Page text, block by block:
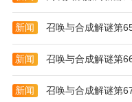
新闻
新闻
新闻